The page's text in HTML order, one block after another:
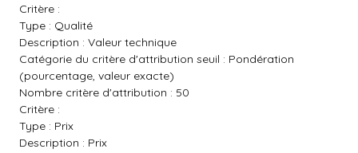
Critère :
Type : Qualité
Description : Valeur technique
Catégorie du critère d'attribution seuil : Pondération
(pourcentage, valeur exacte)
Nombre critère d'attribution : 50
Critère :
Type : Prix
Description : Prix